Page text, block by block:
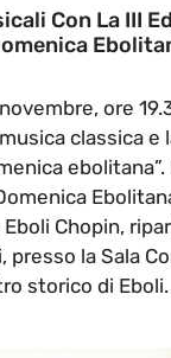
Con La III
ore
classica e
Eboli Chopin,
presso la Sala
storico di Eboli.